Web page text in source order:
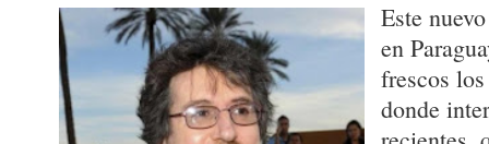
Este
en
frescos
donde